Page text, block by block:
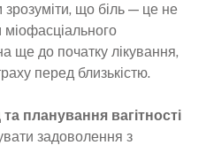
що біль — це не
ще до початку лікування,
перед близькістю.
планування вагітності
задоволення з